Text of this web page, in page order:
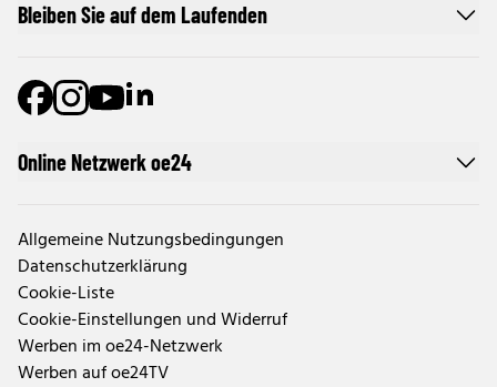
Online Netzwerk oe24
Allgemeine Nutzungsbedingungen
Datenschutzerklärung
Cookie-Liste
Cookie-Einstellungen und Widerruf
Werben im oe24-Netzwerk
Werben auf oe24TV
Bleiben Sie auf dem Laufenden